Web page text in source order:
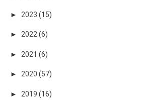
► 2023(15)
►2022(6)
► 2021(6)
►2020(57)
► 2019(16)